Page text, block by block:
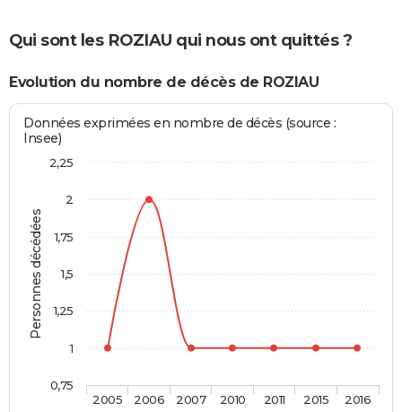
Qui sont les ROZIAU qui nous ont quittés ?
Evolution du nombre de décès de ROZIAU
Personnes décédées
Données exprimées en nombre de décès (source :
Insee)
2005 2006 2007 2010 2011 2015 2016
0,75
1
1,25
1,5
1,75
2
2,25